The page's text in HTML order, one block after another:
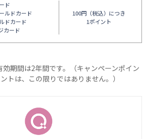
ド
ルドカード
ドカード
カード
100円（税込）につき
1ポイント
効期間は2年間です。（キャンペーンポイン
トは、この限りではありません。）